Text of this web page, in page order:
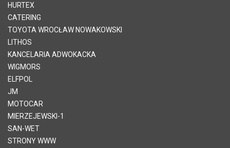
HURTEX
CATERING
TOYOTA WROCŁAW NOWAKOWSKI
LITHOS
KANCELARIA ADWOKACKA
WIGMORS
ELFPOL
JM
MOTOCAR
MIERZEJEWSKI-1
SAN-WET
STRONY WWW